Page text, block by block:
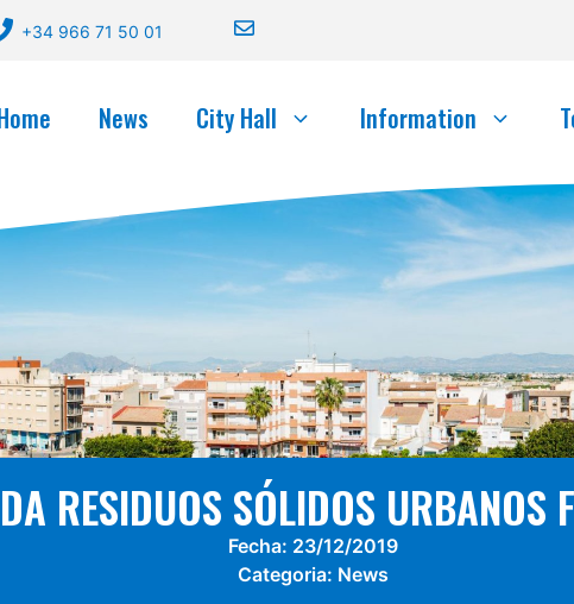
+34 966 71 50 01
News City Hall Information
RESIDUOS SÓLIDOS URBANOS
Fecha: 23/12/2019
Categoria: News